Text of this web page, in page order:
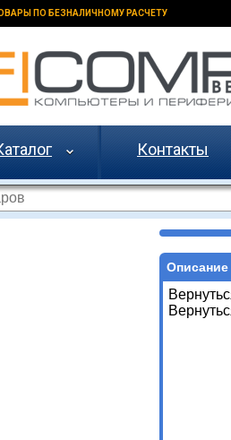
ПО БЕЗНАЛИЧНОМУ РАСЧЕТУ
Контакты
Описание